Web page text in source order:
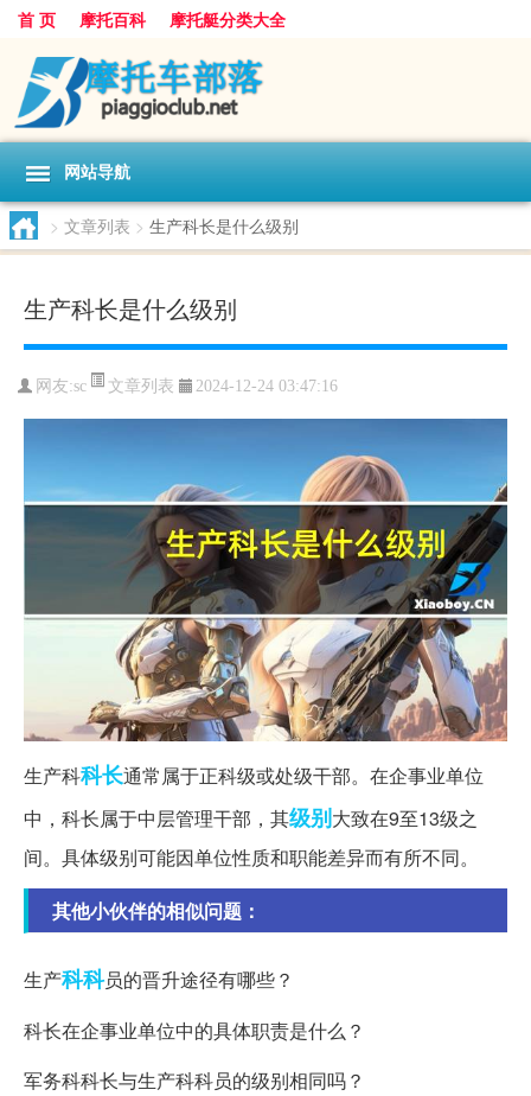
首 页 摩托百科 摩托艇分类大全
网站导航
> 文章列表 > 生产科长是什么级别
生产科长是什么级别
网友:sc 文章列表 2024-12-24 03:47:16
生产科科长通常属于正科级或处级干部。在企事业单位
中，科长属于中层管理干部，其级别大致在9至13级之
间。具体级别可能因单位性质和职能差异而有所不同。
其他小伙伴的相似问题：
生产科科员的晋升途径有哪些？
科长在企事业单位中的具体职责是什么？
军务科科长与生产科科员的级别相同吗？